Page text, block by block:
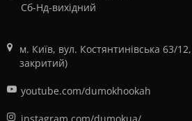
Сб-Нд-вихідний
м. Київ, вул. Костянтинівська 63/
закритий)
youtube.com/dumokhookah